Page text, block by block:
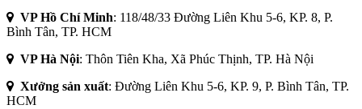
VP Hồ Chí Minh: 118/48/33 Đường Liên Khu 5-6, KP. 8, P.
Bình Tân, TP. HCM
VP Hà Nội: Thôn Tiên Kha, Xã Phúc Thịnh, TP. Hà Nội
Xưởng sản xuất: Đường Liên Khu 5-6, KP. 9, P. Bình Tân, TP.
HCM